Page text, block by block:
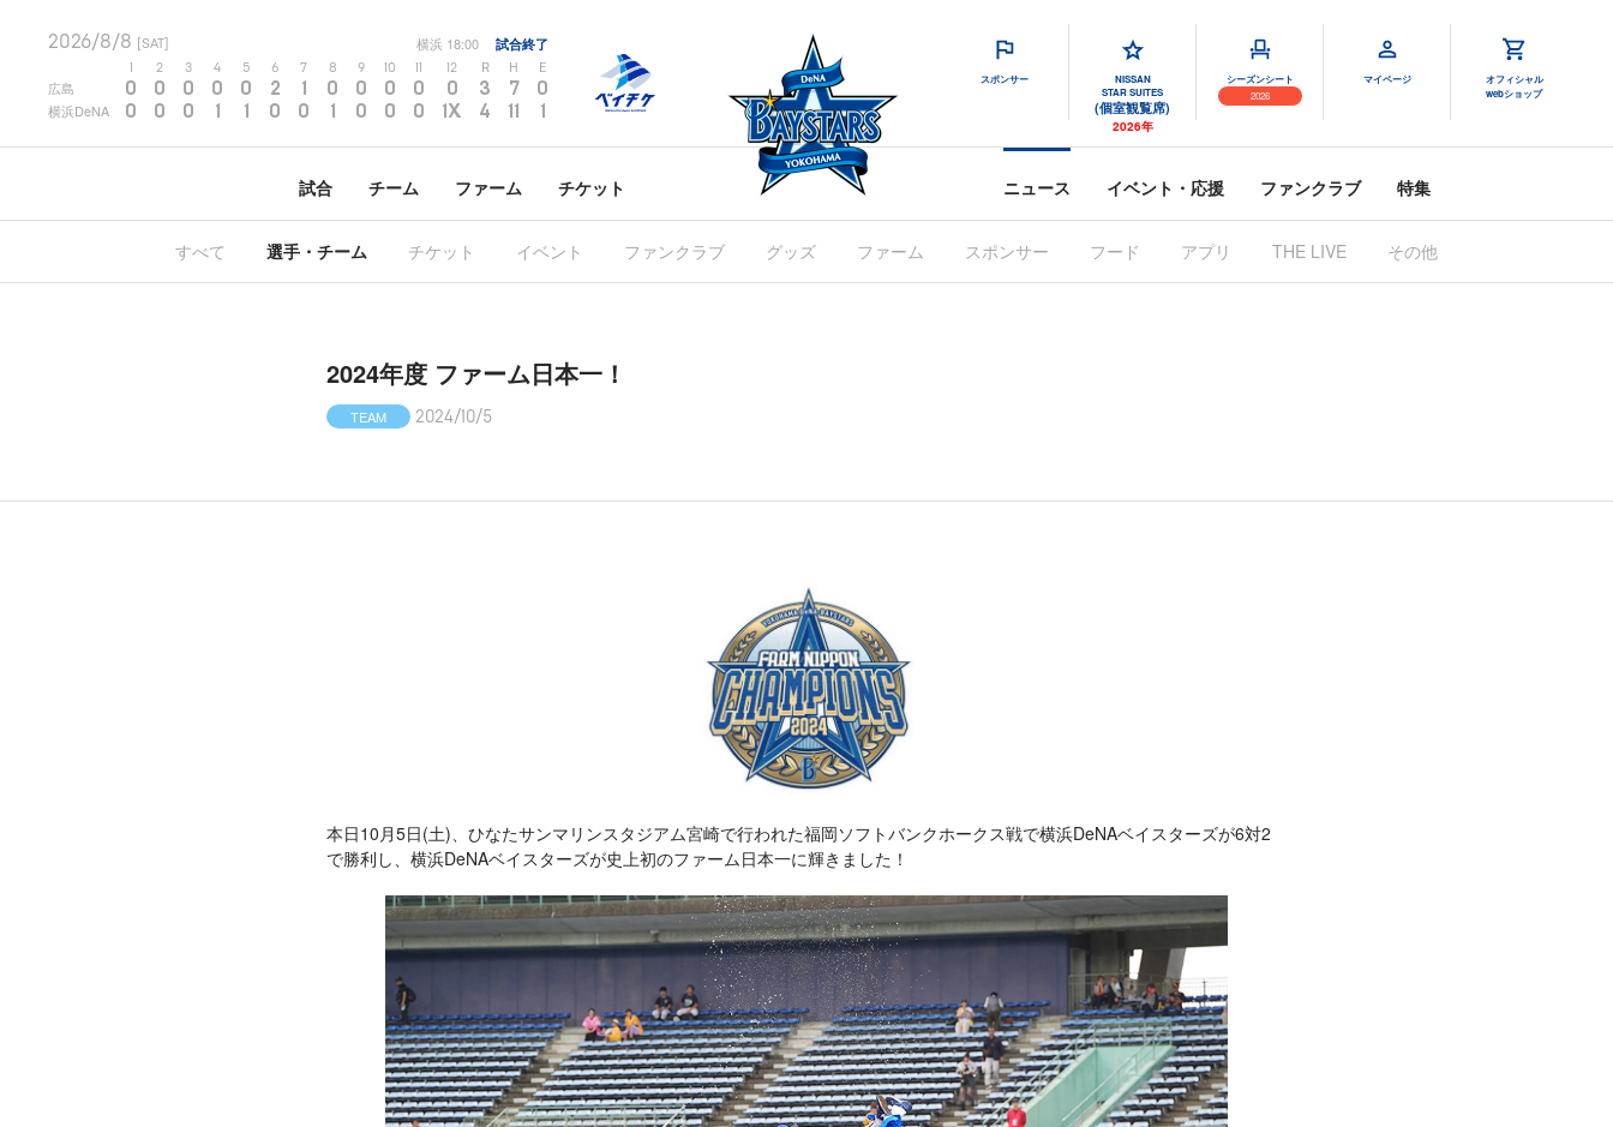
2026/8/8 [SAT] 横浜 18:00 試合終了
2 3 4 5 6 7 8 9 10 12 R H E
広島 0 0 0 0 0 2 1 0 0 0 0 0 3 7 0
横浜DeNA 0 0 0 1 1 0 0 1 0 0 0 1X 4 11 1
スポンサー
NISSAN
STAR SUITES
(個室観覧席)
2026年
シーズンシート
2026
マイページ
オフィシャル
webショップ
試合 チーム ファーム チケット ニュース イベント・応援 ファンクラブ 特集
すべて 選手・チーム チケット イベント ファンクラブ グッズ ファーム スポンサー フード アプリ THE LIVE その他
2024年度 ファーム日本一！
TEAM 2024/10/5
本日10月5日(土)、ひなたサンマリンスタジアム宮崎で行われた福岡ソフトバンクホークス戦で横浜DeNAベイスターズが6対2
で勝利し、横浜DeNAベイスターズが史上初のファーム日本一に輝きました！